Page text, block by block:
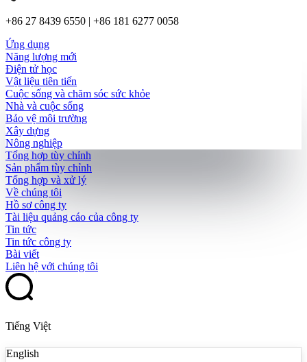
+86 27 8439 6550 | +86 181 6277 0058
Ứng dụng
Năng lượng mới
Điện tử học
Vật liệu tiên tiến
Cuộc sống và chăm sóc sức khỏe
Nhà và cuộc sống
Bảo vệ môi trường
Xây dựng
Nông nghiệp
Tổng hợp tùy chỉnh
Sản phẩm tùy chỉnh
Tổng hợp và xử lý
Về chúng tôi
Hồ sơ công ty
Tài liệu quảng cáo của công ty
Tin tức
Tin tức công ty
Bài viết
Liên hệ với chúng tôi
Tiếng Việt
English